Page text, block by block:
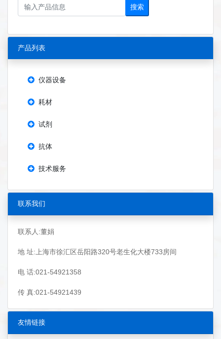
搜索
产品列表
仪器设备
耗材
试剂
抗体
技术服务
联系我们
联系人:董娟
地 址:上海市徐汇区岳阳路320号老生化大楼733房间
电 话:021-54921358
传 真:021-54921439
友情链接